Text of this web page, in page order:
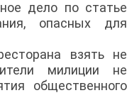
дело по статье
опасных для
взять не
милиции не
общественного